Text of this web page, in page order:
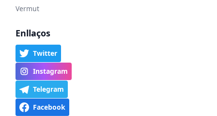
Vermut
Enllaços
Twitter
Instagram
Telegram
Facebook